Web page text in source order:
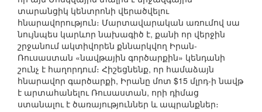
տարանցիկ կենտրոնի վերածվելու
հնարավորություն։ Մարտավարական առումով սա
նույնպես կարևոր նախագիծ է, քանի որ վերջին
շրջանում ակտիվորեն քննարկվող Իրան-
Ռուսաստան «նավթային գործարքին» կենդանի
շունչ է հաղորդում։ Հիշեցնենք, որ համաձայն
հնարավոր գարծարքի, Իրանը մոտ $15 մլրդ-ի նավթ
է արտահանելու Ռուսաստան, որի դիմաց
ստանալու է ծառայություններ և ապրանքներ։